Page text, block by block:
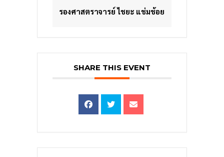
รองศาสตราจารย์ ไชยะ แช่มช้อย
SHARE THIS EVENT